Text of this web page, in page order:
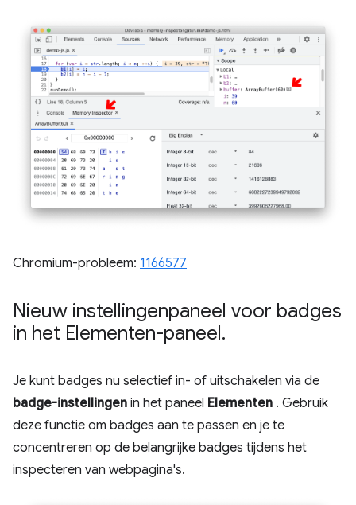
Chromium-probleem: 1166577
Nieuw instellingenpaneel voor badges
in het Elementen-paneel.
Je kunt badges nu selectief in- of uitschakelen via de
badge-instellingen in het paneel Elementen . Gebruik
deze functie om badges aan te passen en je te
concentreren op de belangrijke badges tijdens het
inspecteren van webpagina's.